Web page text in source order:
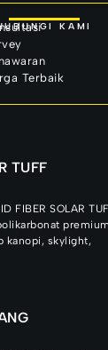
KAMI
Terbaik
TUFF
FIBER SOLAR
kanopi, skylight,